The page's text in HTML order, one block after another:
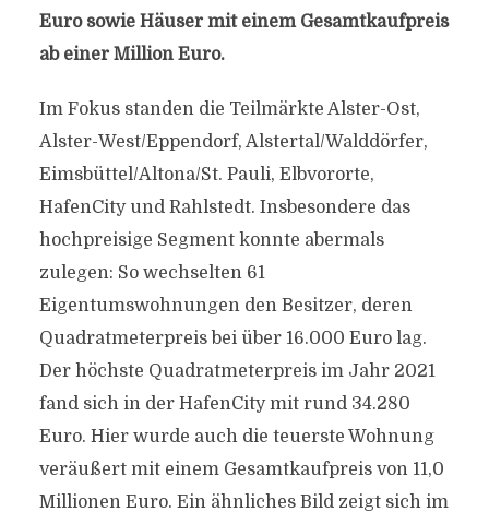
Euro sowie Häuser mit einem Gesamtkaufpreis
ab einer Million Euro.
Im Fokus standen die Teilmärkte Alster-Ost,
Alster-West/Eppendorf, Alstertal/Walddörfer,
Eimsbüttel/Altona/St. Pauli, Elbvororte,
HafenCity und Rahlstedt. Insbesondere das
hochpreisige Segment konnte abermals
zulegen: So wechselten 61
Eigentumswohnungen den Besitzer, deren
Quadratmeterpreis bei über 16.000 Euro lag.
Der höchste Quadratmeterpreis im Jahr 2021
fand sich in der HafenCity mit rund 34.280
Euro. Hier wurde auch die teuerste Wohnung
veräußert mit einem Gesamtkaufpreis von 11,0
Millionen Euro. Ein ähnliches Bild zeigt sich im